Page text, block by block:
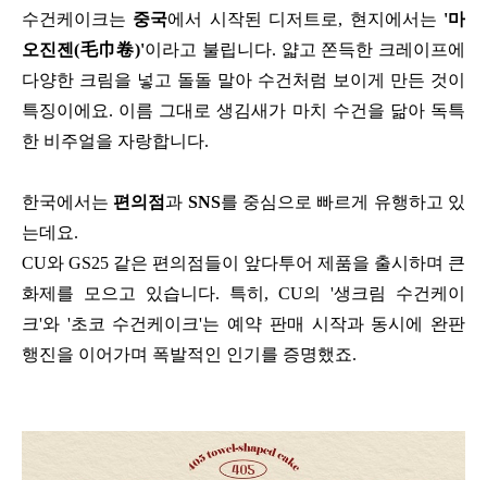
수건케이크는 중국에서 시작된 디저트로, 현지에서는 '마
오진젠(毛巾卷)'이라고 불립니다. 얇고 쫀득한 크레이프에
다양한 크림을 넣고 돌돌 말아 수건처럼 보이게 만든 것이
특징이에요. 이름 그대로 생김새가 마치 수건을 닮아 독특
한 비주얼을 자랑합니다.
한국에서는편의점과 SNS를 중심으로 빠르게 유행하고 있
는데요.
CU와 GS25 같은 편의점들이 앞다투어 제품을 출시하며 큰
화제를 모으고 있습니다. 특히, CU의 '생크림 수건케이
크'와 '초코 수건케이크'는 예약 판매 시작과 동시에 완판
행진을 이어가며 폭발적인 인기를 증명했죠.